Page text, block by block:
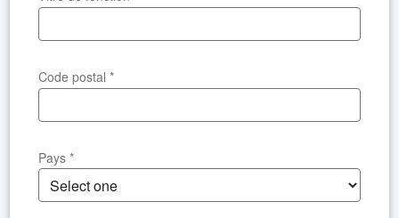
Code postal *
Pays *